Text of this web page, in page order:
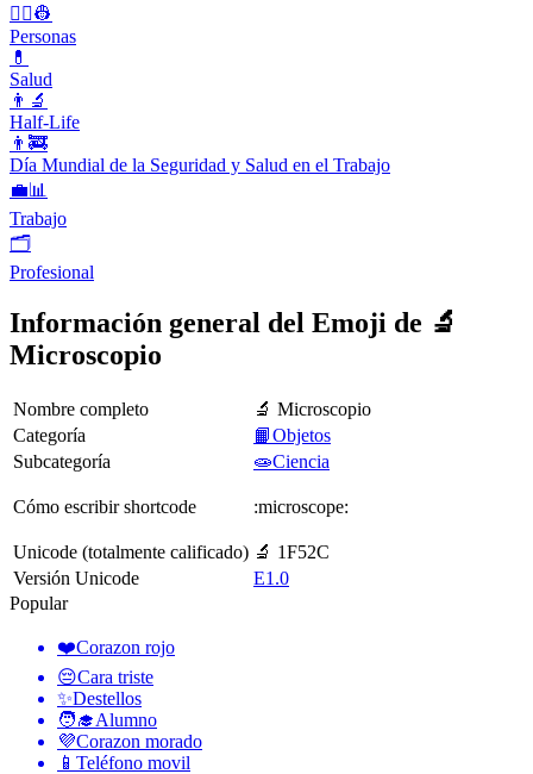
👨‍✈️👷
Personas
💊
Salud
👨‍🔬
Half-Life
👨‍🚒
Día Mundial de la Seguridad y Salud en el Trabajo
💼📊
Trabajo
🗂
Profesional
Información general del Emoji de 🔬
Microscopio
Nombre completo
🔬 Microscopio
Categoría
📙Objetos
Subcategoría
🧫Ciencia
Cómo escribir shortcode :microscope:
Unicode (totalmente calificado) 🔬 1F52C
Versión Unicode
E1.0
Popular
❤️Corazon rojo
😔Cara triste
✨Destellos
🧑‍🎓Alumno
💜Corazon morado
📱 Teléfono movil